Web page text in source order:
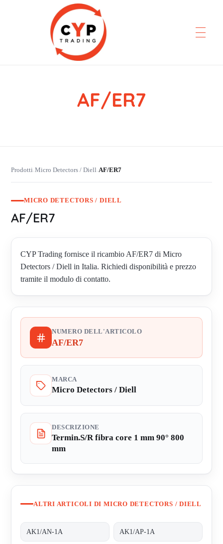
AF/ER7
Prodotti›Micro Detectors / Diell›AF/ER7
MICRO DETECTORS / DIELL
AF/ER7
CYP Trading fornisce il ricambio AF/ER7 di Micro
Detectors / Diell in Italia. Richiedi disponibilità e prezzo
tramite il modulo di contatto.
NUMERO DELL'ARTICOLO
AF/ER7
MARCA
Micro Detectors / Diell
DESCRIZIONE
Termin.S/R fibra core 1 mm 90° 800
mm
ALTRI ARTICOLI DI MICRO DETECTORS / DIELL
AK1/AN-1A AK1/AP-1A